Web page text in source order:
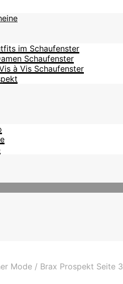
im Schaufenster
Schaufenster
à Vis Schaufenster
Mode / Brax Prospekt Seite 3